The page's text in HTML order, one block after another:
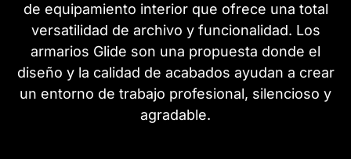
de equipamiento interior que ofrece una total
versatilidad de archivo y funcionalidad. Los
armarios Glide son una propuesta donde el
diseño y la calidad de acabados ayudan a crear
un entorno de trabajo profesional, silencioso y
agradable.